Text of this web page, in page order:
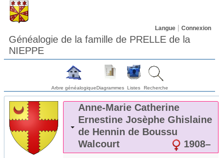
Langue Connexion
Généalogie de la famille de PRELLE de la
NIEPPE
Arbre généalogiqueDiagrammes Listes Recherche
Anne-Marie Catherine
Ernestine Josèphe Ghislaine
de Hennin de Boussu
Walcourt
1908–